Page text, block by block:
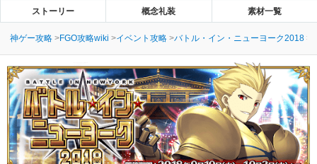
ストーリー 概念礼装 素材一覧
神ゲー攻略 FGO攻略wiki イベント攻略 バトル・イン・ニューヨーク2018